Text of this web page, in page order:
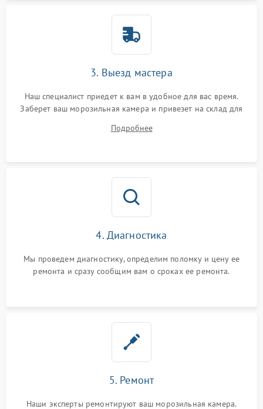
3. Выезд мастера
Наш специалист приедет к вам в удобное для вас время.
Заберет ваш морозильная камера и привезет на склад для
Подробнее
4. Диагностика
Мы проведем диагностику, определим поломку и цену ее
ремонта и сразу сообщим вам о сроках ее ремонта.
5. Ремонт
Наши эксперты ремонтируют ваш морозильная камера.